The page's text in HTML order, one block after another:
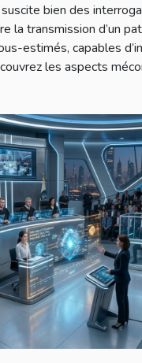
bien des
la transmission d’un
estimés, capables
les aspects